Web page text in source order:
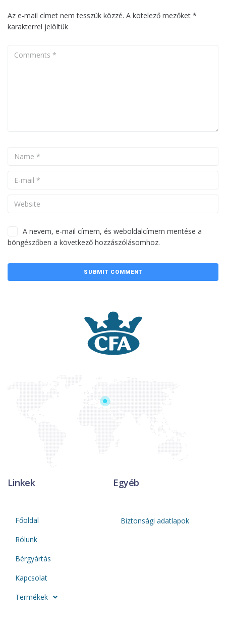
Az e-mail címet nem tesszük közzé. A kötelező mezőket *
karakterrel jelöltük
A nevem, e-mail címem, és weboldalcímem mentése a
böngészőben a következő hozzászólásomhoz.
Linkek
Főoldal
Rólunk
Bérgyártás
Kapcsolat
Termékek
Egyéb
Biztonsági adatlapok